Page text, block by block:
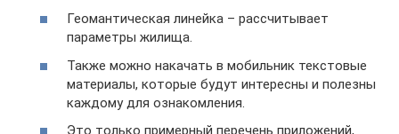
Геомантическая линейка – рассчитывает
параметры жилища.
Также можно накачать в мобильник текстовые
материалы, которые будут интересны и полезны
каждому для ознакомления.
Это только примерный перечень приложений,